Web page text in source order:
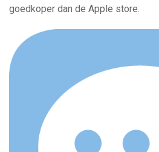
goedkoper dan de Apple store.